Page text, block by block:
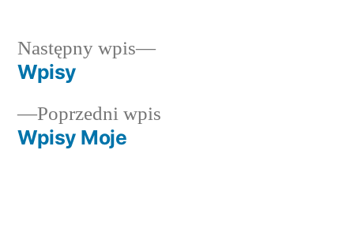
Nawigacja
wpisu
Poprzedni wpis
Wpisy Moje
Następny wpis
Następny
Wpisy